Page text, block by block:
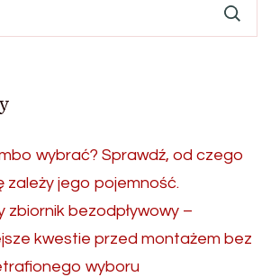
wybrać? Sprawdź, od czego
zależy jego pojemność.
zbiornik bezodpływowy –
kwestie przed montażem bez
wyboru